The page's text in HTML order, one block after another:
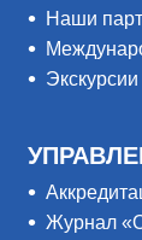
Наши
Экскурсии
Журнал